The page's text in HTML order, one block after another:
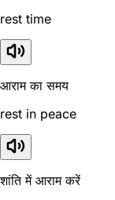
rest time
आराम का समय
rest in peace
शांति में आराम करें